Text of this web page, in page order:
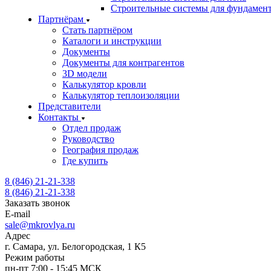
Строительные системы для
Партнёрам
Стать партнёром
Каталоги и инструкции
Документы
Документы для контрагентов
3D модели
Калькулятор кровли
Калькулятор теплоизоляции
Представители
Контакты
Отдел продаж
Руководство
География продаж
Где купить
8 (846) 21-21-338
8 (846) 21-21-338
Заказать звонок
E-mail
sale@mkrovlya.ru
Адрес
г. Самара, ул. Белогородская, 1 К5
Режим работы
пн-пт 7:00 - 15:45 МСК